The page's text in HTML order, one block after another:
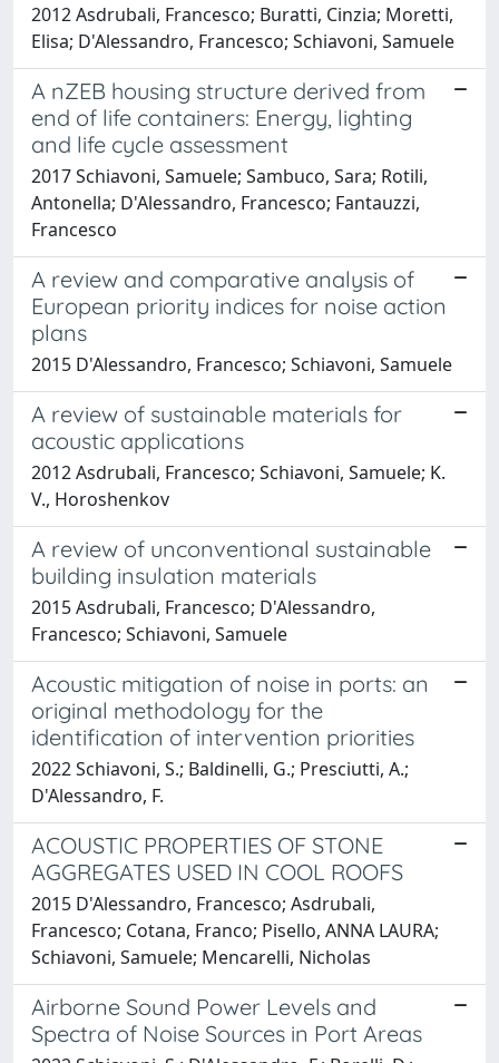
2012 Asdrubali, Francesco; Buratti, Cinzia; Moretti,
Elisa; D'Alessandro, Francesco; Schiavoni, Samuele
A nZEB housing structure derived from
end of life containers: Energy, lighting
and life cycle assessment
2017 Schiavoni, Samuele; Sambuco, Sara; Rotili,
Antonella; D'Alessandro, Francesco; Fantauzzi,
Francesco
A review and comparative analysis of
European priority indices for noise action
plans
2015 D'Alessandro, Francesco; Schiavoni, Samuele
A review of sustainable materials for
acoustic applications
2012 Asdrubali, Francesco; Schiavoni, Samuele; K.
V., Horoshenkov
A review of unconventional sustainable
building insulation materials
2015 Asdrubali, Francesco; D'Alessandro,
Francesco; Schiavoni, Samuele
Acoustic mitigation of noise in ports: an
original methodology for the
identification of intervention priorities
2022 Schiavoni, S.; Baldinelli, G.; Presciutti, A.;
D'Alessandro, F.
ACOUSTIC PROPERTIES OF STONE
AGGREGATES USED IN COOL ROOFS
2015 D'Alessandro, Francesco; Asdrubali,
Francesco; Cotana, Franco; Pisello, ANNA LAURA;
Schiavoni, Samuele; Mencarelli, Nicholas
Airborne Sound Power Levels and
Spectra of Noise Sources in Port Areas